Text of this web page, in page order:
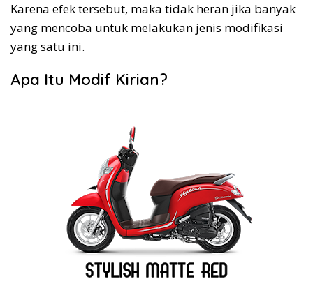
Karena efek tersebut, maka tidak heran jika banyak
yang mencoba untuk melakukan jenis modifikasi
yang satu ini.
Apa Itu Modif Kirian?